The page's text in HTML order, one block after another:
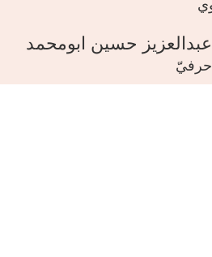
عبدالعزيز حسين ابومحمد
حرفيّ